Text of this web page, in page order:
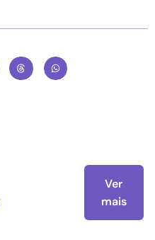
Ver
mais